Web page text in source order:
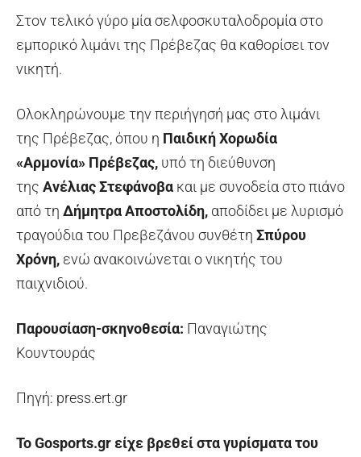
Στον τελικό γύρο μία σελφοσκυταλοδρομία στο
εμπορικό λιμάνι της Πρέβεζας θα καθορίσει τον
νικητή.
Ολοκληρώνουμε την περιήγησή μας στο λιμάνι
της Πρέβεζας, όπου η Παιδική Χορωδία
«Αρμονία» Πρέβεζας, υπό τη διεύθυνση
της Ανέλιας Στεφάνοβα και με συνοδεία στο πιάνο
από τη Δήμητρα Αποστολίδη, αποδίδει με λυρισμό
τραγούδια του Πρεβεζάνου συνθέτη Σπύρου
Χρόνη, ενώ ανακοινώνεται ο νικητής του
παιχνιδιού.
Παρουσίαση-σκηνοθεσία: Παναγιώτης
Κουντουράς
Πηγή: press.ert.gr
To Gosports.gr είχε βρεθεί στα γυρίσματα του